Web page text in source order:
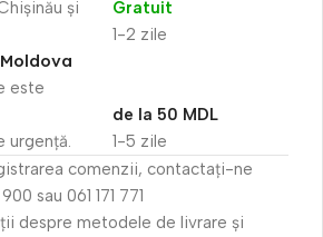
și
1-2 zile
Gratuit
este
urgență.
1-5 zile
de la 50 MDL
comenzii, contactați-ne
sau 061 171 771
despre metodele de livrare și